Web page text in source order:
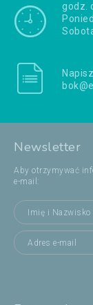
godz.
Newsletter
Aby otrzymywać
e-mail: